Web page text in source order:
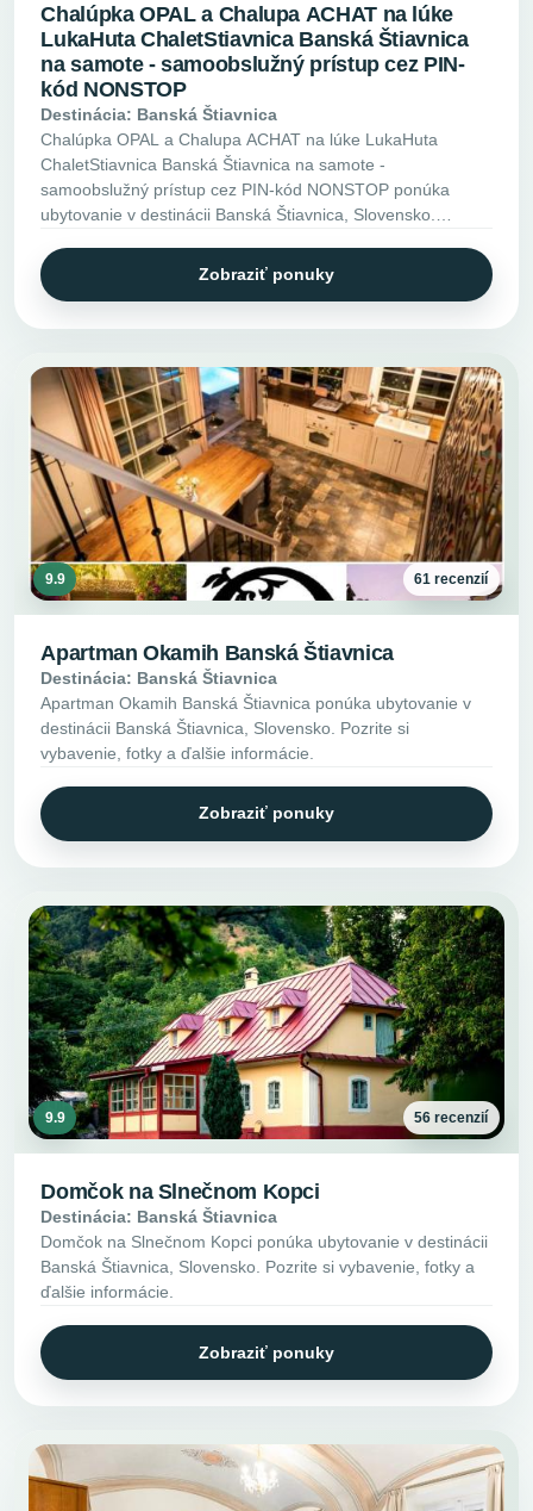
Chalúpka OPAL a Chalupa ACHAT na lúke
LukaHuta ChaletStiavnica Banská Štiavnica
na samote - samoobslužný prístup cez PIN-
kód NONSTOP
Destinácia: Banská Štiavnica
Chalúpka OPAL a Chalupa ACHAT na lúke LukaHuta
ChaletStiavnica Banská Štiavnica na samote -
samoobslužný prístup cez PIN-kód NONSTOP ponúka
ubytovanie v destinácii Banská Štiavnica, Slovensko.
Zobraziť ponuky
9.9 61 recenzií
Apartman Okamih Banská Štiavnica
Destinácia: Banská Štiavnica
Apartman Okamih Banská Štiavnica ponúka ubytovanie v
destinácii Banská Štiavnica, Slovensko. Pozrite si
vybavenie, fotky a ďalšie informácie.
Zobraziť ponuky
9.9 56 recenzií
Domčok na Slnečnom Kopci
Destinácia: Banská Štiavnica
Domčok na Slnečnom Kopci ponúka ubytovanie v destinácii
Banská Štiavnica, Slovensko. Pozrite si vybavenie, fotky a
ďalšie informácie.
Zobraziť ponuky